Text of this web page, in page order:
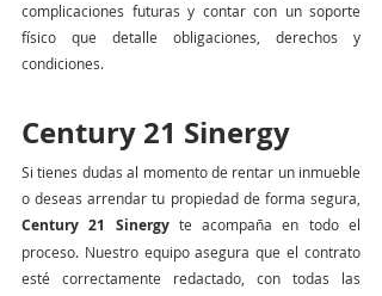
complicaciones futuras y contar con un soporte
físico que detalle obligaciones, derechos y
condiciones.
Century 21 Sinergy
Si tienes dudas al momento de rentar un inmueble
Century 21 Sinergy te acompaña en todo el
proceso. Nuestro equipo asegura que el contrato
esté correctamente redactado, con todas las